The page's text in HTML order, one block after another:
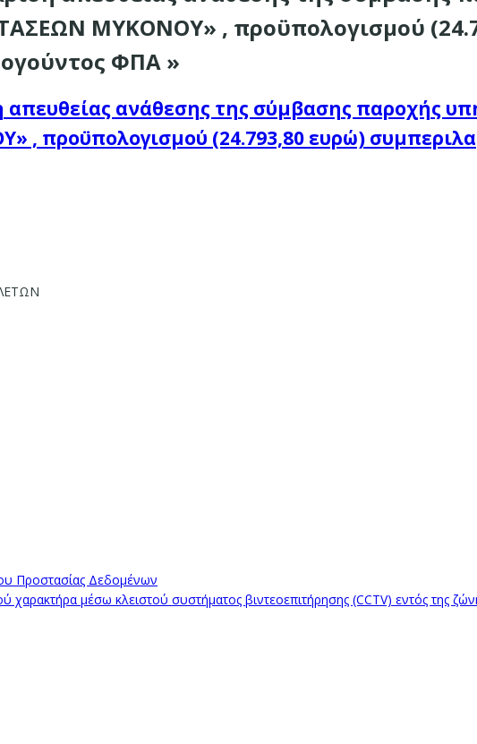
ΜΥΚΟΝΟΥ» , προϋπολογισμού
ΦΠΑ »
ανάθεσης της σύμβασης παροχής
προϋπολογισμού (24.793,80 ευρώ)
Προστασίας Δεδομένων
μέσω κλειστού συστήματος βιντεοεπιτήρησης (CCTV) εντός της